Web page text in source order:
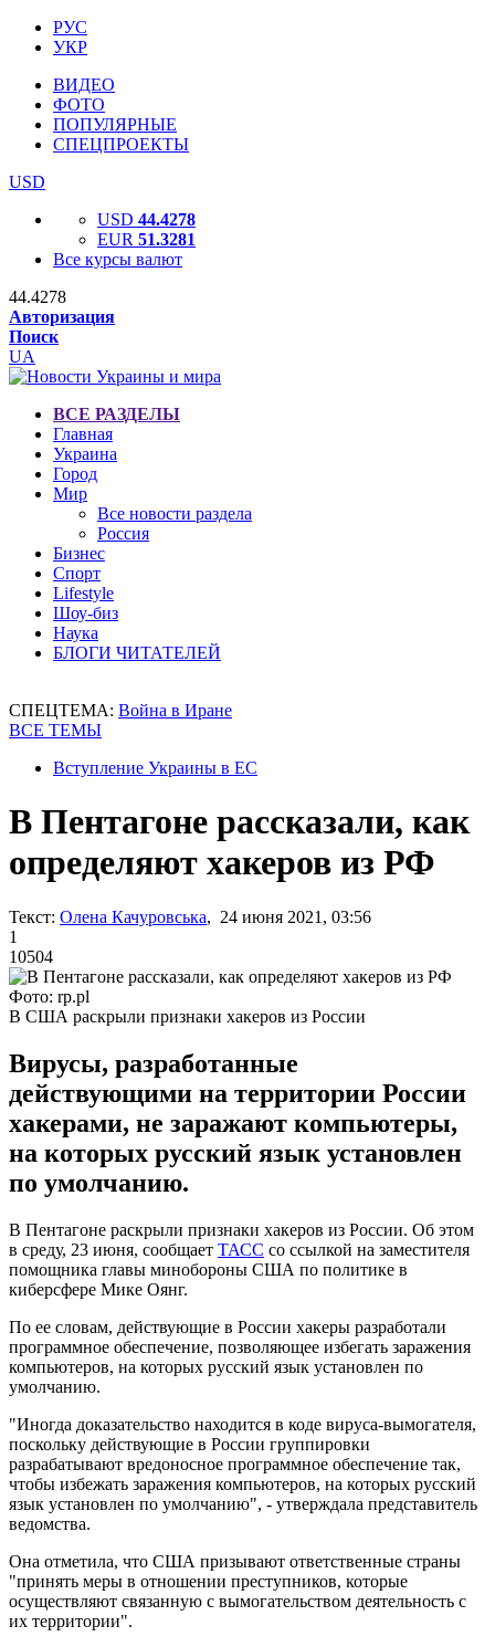
РУС
УКР
ВИДЕО
ФОТО
ПОПУЛЯРНЫЕ
СПЕЦПРОЕКТЫ
USD
USD 44.4278
EUR 51.3281
Все курсы валют
44.4278
Авторизация
Поиск
UA
ВСЕ РАЗДЕЛЫ
Главная
Украина
Город
Мир
Все новости раздела
Россия
Бизнес
Спорт
Lifestyle
Шоу-биз
Наука
БЛОГИ ЧИТАТЕЛЕЙ
СПЕЦТЕМА: Война в Иране
ВСЕ ТЕМЫ
Вступление Украины в ЕС
В Пентагоне рассказали, как
определяют хакеров из РФ
Текст: Олена Качуровська, 24 июня 2021, 03:56
1
10504
Фото: rp.pl
В США раскрыли признаки хакеров из России
Вирусы, разработанные
действующими на территории России
хакерами, не заражают компьютеры,
на которых русский язык установлен
по умолчанию.
В Пентагоне раскрыли признаки хакеров из России. Об этом
в среду, 23 июня, сообщает ТАСС со ссылкой на заместителя
помощника главы минобороны США по политике в
киберсфере Мике Оянг.
По ее словам, действующие в России хакеры разработали
программное обеспечение, позволяющее избегать заражения
компьютеров, на которых русский язык установлен по
умолчанию.
"Иногда доказательство находится в коде вируса-вымогателя,
поскольку действующие в России группировки
разрабатывают вредоносное программное обеспечение так,
чтобы избежать заражения компьютеров, на которых русский
язык установлен по умолчанию", - утверждала представитель
ведомства.
Она отметила, что США призывают ответственные страны
"принять меры в отношении преступников, которые
осуществляют связанную с вымогательством деятельность с
их территории".